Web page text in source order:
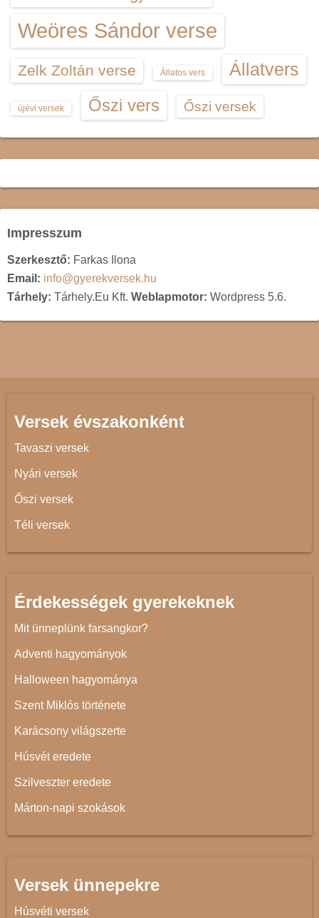
Weöres Sándor verse
Zelk Zoltán verse Állatos vers Állatvers
újévi versek Őszi vers Őszi versek
Impresszum
Szerkesztő: Farkas Ilona
Email: info@gyerekversek.hu
Tárhely: Tárhely.Eu Kft. Weblapmotor: Wordpress 5.6.
Versek évszakonként
Tavaszi versek
Nyári versek
Őszi versek
Téli versek
Érdekességek gyerekeknek
Mit ünneplünk farsangkor?
Adventi hagyományok
Halloween hagyománya
Szent Miklós története
Karácsony világszerte
Húsvét eredete
Szilveszter eredete
Márton-napi szokások
Versek ünnepekre
Húsvéti versek